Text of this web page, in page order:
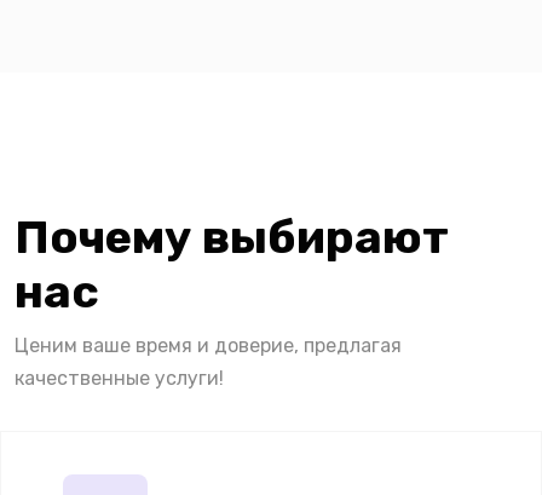
Почему выбирают
нас
Ценим ваше время и доверие, предлагая
качественные услуги!